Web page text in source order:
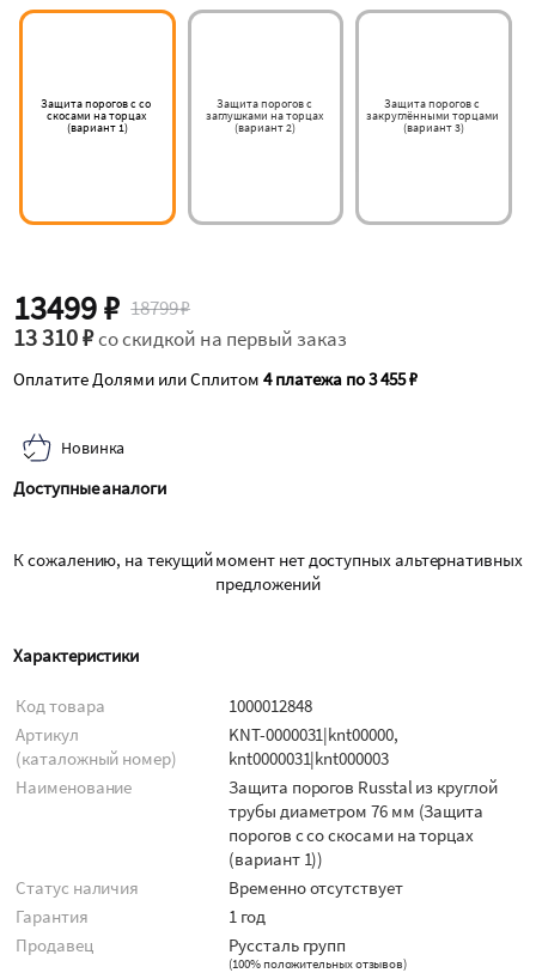
Защита порогов с со
скосами на торцах
(вариант 1)
Защита порогов с
заглушками на торцах
(вариант 2)
Защита порогов с
закруглёнными торцами
(вариант 3)
13499 ₽ 18799 ₽
13 310 ₽со скидкой на первый заказ
Оплатите Долями или Сплитом4 платежа по 3 455 ₽
Новинка
Доступные аналоги
К сожалению, на текущий момент нет доступных альтернативных
предложений
Характеристики
Код товара
1000012848
Артикул
(каталожный номер)
KNT-0000031|knt00000,
knt0000031|knt000003
Наименование
Защита порогов Russtal из круглой
трубы диаметром 76 мм (Защита
порогов с со скосами на торцах
(вариант 1))
Статус наличия
Временно отсутствует
Гарантия
1 год
Продавец
Руссталь групп
(100% положительных отзывов)